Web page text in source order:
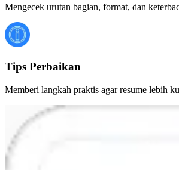
Mengecek urutan bagian, format, dan
Tips Perbaikan
Memberi langkah praktis agar resume lebih